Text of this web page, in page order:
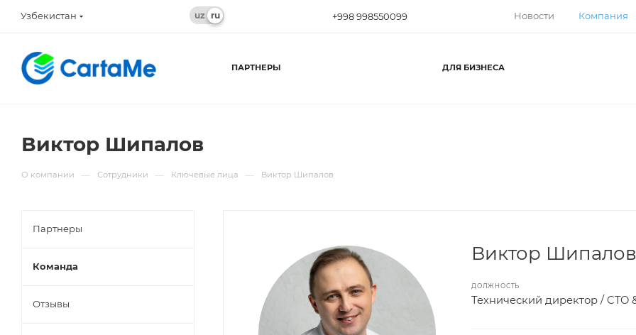
Узбекистан +998 998550099 Новости Компания
ПАРТНЕРЫ ДЛЯ БИЗНЕСА
Виктор Шипалов
О компании — Сотрудники — Ключевые лица — Виктор Шипалов
Виктор Шипалов
ДОЛЖНОСТЬ
Технический директор / CTO
Партнеры
Команда
Отзывы